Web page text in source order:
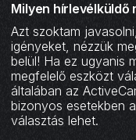
Milyen hírlevélküldő
Azt szoktam
igényeket, nézzük
belül! Ha ez ugyanis
megfelelő eszközt
általában az
bizonyos esetekben
választás lehet.